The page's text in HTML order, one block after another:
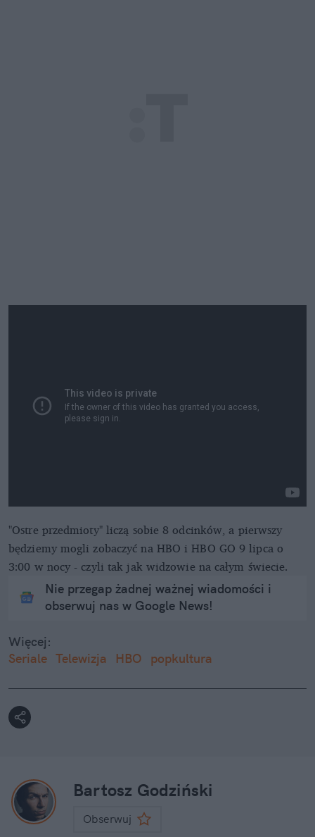
"Ostre przedmioty" liczą sobie 8 odcinków, a pierwszy
będziemy mogli zobaczyć na HBO i HBO GO 9 lipca o
3:00 w nocy - czyli tak jak widzowie na całym świecie.
Nie przegap żadnej ważnej wiadomości i
obserwuj nas w Google News!
Więcej:
Seriale Telewizja HBO popkultura
Bartosz Godziński
Obserwuj